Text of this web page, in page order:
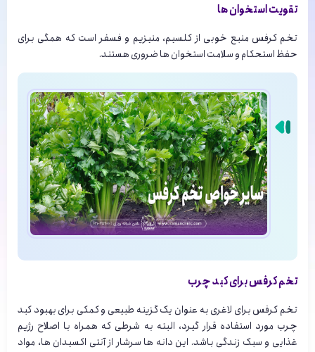
تقویت استخوان ها
تخم کرفس منبع خوبی از کلسیم، منیزیم و فسفر است که همگی برای
حفظ استحکام و سلامت استخوان ها ضروری هستند.
تخم کرفس برای کبد چرب
تخم کرفس برای لاغری به عنوان یک گزینه طبیعی و کمکی برای بهبود کبد
چرب مورد استفاده قرار گیرد، البته به شرطی که همراه با اصلاح رژیم
غذایی و سبک زندگی باشد. این دانه ها سرشار از آنتی اکسیدان ها، مواد